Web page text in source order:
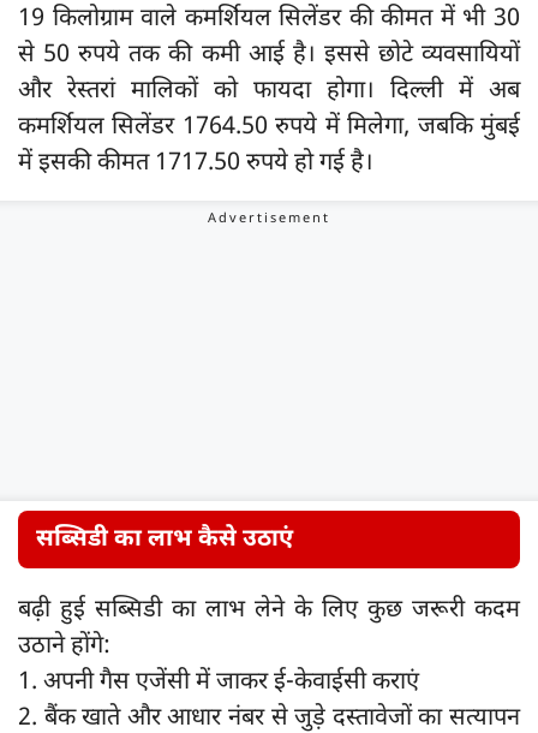
19 किलोग्राम वाले कमर्शियल सिलेंडर की कीमत में भी 30
से 50 रुपये तक की कमी आई है। इससे छोटे व्यवसायियों
और रेस्तरां मालिकों को फायदा होगा। दिल्ली में अब
कमर्शियल सिलेंडर 1764.50 रुपये में मिलेगा, जबकि मुंबई
में इसकी कीमत 1717.50 रुपये हो गई है।
सब्सिडी का लाभ कैसे उठाएं
बढ़ी हुई सब्सिडी का लाभ लेने के लिए कुछ जरूरी कदम
उठाने होंगे:
1. अपनी गैस एजेंसी में जाकर ई-केवाईसी कराएं
2. बैंक खाते और आधार नंबर से जुड़े दस्तावेजों का सत्यापन